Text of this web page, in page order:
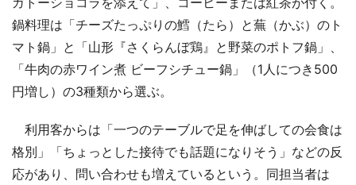
鍋料理は「チーズたっぷりの鱈（たら）と蕪（かぶ）のト
マト鍋」と「山形『さくらんぼ鶏』と野菜のポトフ鍋」、
「牛肉の赤ワイン煮 ビーフシチュー鍋」（1人につき500
円増し）の3種類から選ぶ。
利用客からは「一つのテーブルで足を伸ばしての会食は
格別」「ちょっとした接待でも話題になりそう」などの反
応があり、問い合わせも増えているという。同担当者は